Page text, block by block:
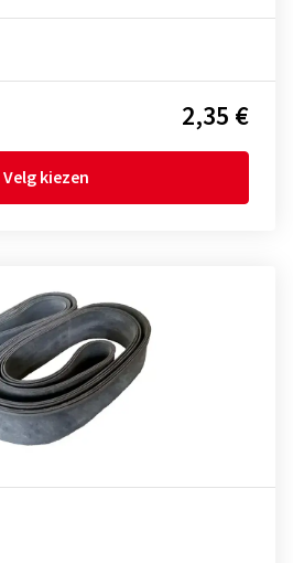
2,35 €
Velg kiezen